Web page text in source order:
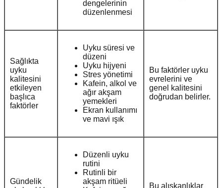
dengelerinin
düzenlenmesi
Sağlıkta
uyku
kalitesini
etkileyen
başlıca
faktörler
Uyku süresi ve
düzeni
Uyku hijyeni
Stres yönetimi
Kafein, alkol ve
ağır akşam
yemekleri
Ekran kullanımı
ve mavi ışık
Bu faktörler uyku
evrelerini ve
genel kalitesini
doğrudan belirler.
Gündelik
Düzenli uyku
rutini
Rutinli bir
akşam ritüeli
Bu alışkanlıklar